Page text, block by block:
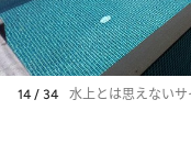
14 / 34 水上とは思えないサ